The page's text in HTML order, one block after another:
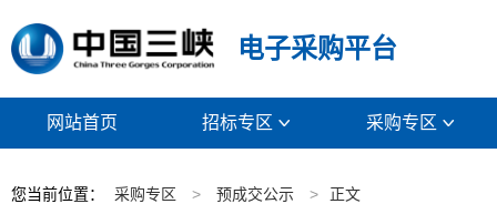
电子采购平台
网站首页 招标专区  采购专区 
您当前位置： 采购专区 > 预成交公示 > 正文